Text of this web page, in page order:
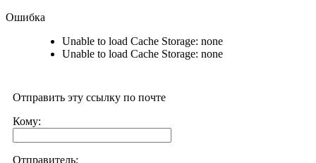
Ошибка
Unable to load Cache Storage: none
Unable to load Cache Storage: none
Отправить эту ссылку по почте
Кому:
Отправитель: